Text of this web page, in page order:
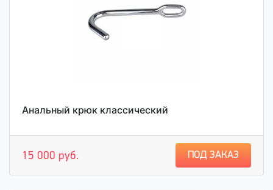
Анальный крюк классический
15 000 руб. ПОД ЗАКАЗ